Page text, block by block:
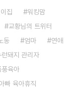
집
워킹맘
교황님의 트위터
동 엄마
연애
런돼지 관리자
풍육아
빠 육아휴직